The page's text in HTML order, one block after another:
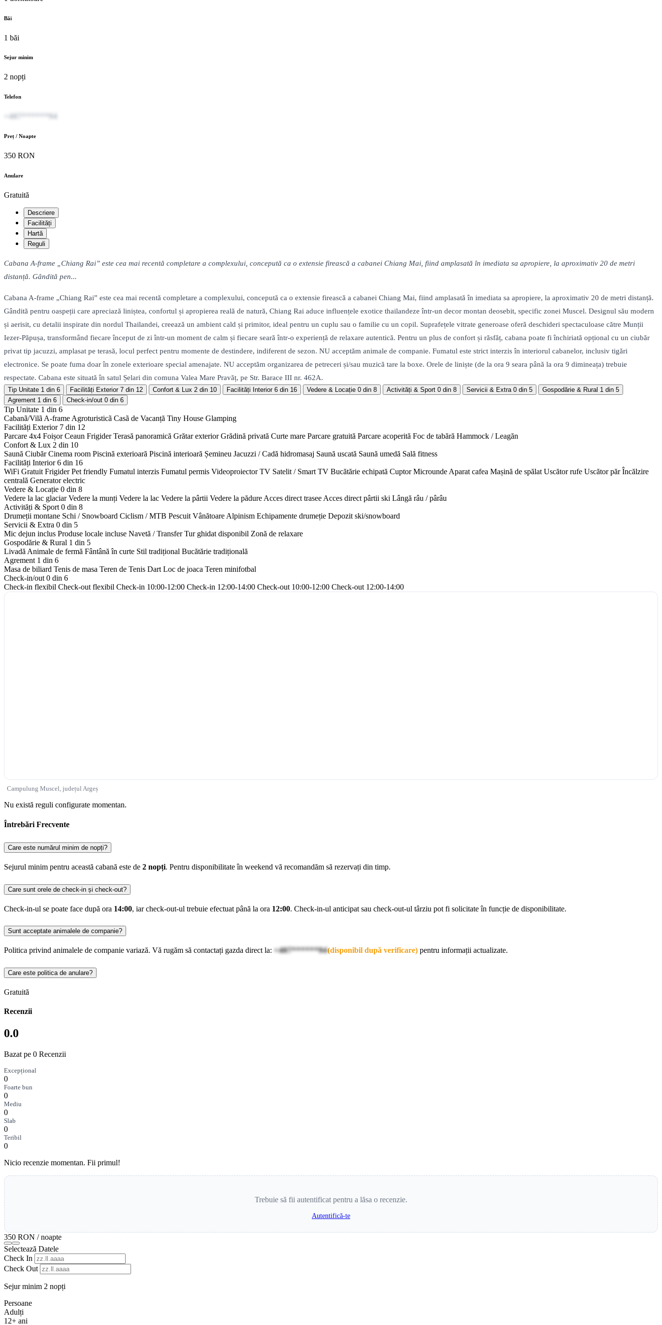
Băi
1 băi
Sejur minim
2 nopți
Telefon
+407******94
Preț / Noapte
350 RON
Anulare
Gratuită
Descriere
Facilități
Hartă
Reguli
Cabana A-frame „Chiang Rai” este cea mai recentă completare a complexului, concepută ca o extensie firească a cabanei Chiang Mai, fiind amplasată în imediata sa apropiere, la aproximativ 20 de metri
distanță. Gândită pen...
Cabana A-frame „Chiang Rai” este cea mai recentă completare a complexului, concepută ca o extensie firească a cabanei Chiang Mai, fiind amplasată în imediata sa apropiere, la aproximativ 20 de metri distanță.
Gândită pentru oaspeții care apreciază liniștea, confortul și apropierea reală de natură, Chiang Rai aduce influențele exotice thailandeze într-un decor montan deosebit, specific zonei Muscel. Designul său modern
și aerisit, cu detalii inspirate din nordul Thailandei, creează un ambient cald și primitor, ideal pentru un cuplu sau o familie cu un copil. Suprafețele vitrate generoase oferă deschideri spectaculoase către Munții
Iezer-Păpușa, transformând fiecare început de zi într-un moment de calm și fiecare seară într-o experiență de relaxare autentică. Pentru un plus de confort și răsfăț, cabana poate fi închiriată opțional cu un ciubăr
privat tip jacuzzi, amplasat pe terasă, locul perfect pentru momente de destindere, indiferent de sezon. NU acceptăm animale de companie. Fumatul este strict interzis în interiorul cabanelor, inclusiv tigări
electronice. Se poate fuma doar în zonele exterioare special amenajate. NU acceptăm organizarea de petreceri și/sau muzică tare la boxe. Orele de liniște (de la ora 9 seara până la ora 9 dimineața) trebuie
respectate. Cabana este situată în satul Șelari din comuna Valea Mare Pravăț, pe Str. Barace III nr. 462A.
Tip Unitate 1 din 6 Facilități Exterior 7 din 12 Confort & Lux 2 din 10 Facilități Interior 6 din 16 Vedere & Locație 0 din 8 Activități & Sport 0 din 8 Servicii & Extra 0 din 5 Gospodărie & Rural 1 din 5
Agrement 1 din 6 Check-in/out 0 din 6
Tip Unitate 1 din 6
Cabanã/Vilã A-frame Agroturisticã Casã de Vacanță Tiny House Glamping
Facilități Exterior 7 din 12
Parcare 4x4 Foișor Ceaun Frigider Terasă panoramică Grătar exterior Grădină privată Curte mare Parcare gratuită Parcare acoperită Foc de tabără Hammock / Leagăn
Confort & Lux 2 din 10
Saună Ciubăr Cinema room Piscină exterioară Piscină interioară Șemineu Jacuzzi / Cadă hidromasaj Saună uscată Saună umedă Sală fitness
Facilități Interior6 din 16
WiFi Gratuit Frigider Pet friendly Fumatul interzis Fumatul permis Videoproiector TV Satelit / Smart TV Bucătărie echipată Cuptor Microunde Aparat cafea Mașină de spălat Uscător rufe Uscător păr Încălzire
centrală Generator electric
Vedere & Locație 0 din 8
Vedere la lac glaciar Vedere la munți Vedere la lac Vedere la pârtii Vedere la pădure Acces direct trasee Acces direct pârtii ski Lângă râu / pârâu
Activități & Sport 0 din 8
Drumeții montane Schi / Snowboard Ciclism / MTB Pescuit Vânătoare Alpinism Echipamente drumeție Depozit ski/snowboard
Servicii & Extra 0 din 5
Mic dejun inclus Produse locale incluse Navetă / Transfer Tur ghidat disponibil Zonă de relaxare
Gospodărie & Rural 1 din 5
Livadă Animale de fermă Fântână în curte Stil tradițional Bucătărie tradițională
Agrement 1 din 6
Masa de biliard Tenis de masa Teren de Tenis Dart Loc de joaca Teren minifotbal
Check-in/out 0 din 6
Check-in flexibil Check-out flexibil Check-in 10:00-12:00 Check-in 12:00-14:00 Check-out 10:00-12:00 Check-out 12:00-14:00
Campulung Muscel, județul Argeș
Nu există reguli configurate momentan.
Întrebări Frecvente
Care este numărul minim de nopți?
Sejurul minim pentru această cabană este de 2 nopți. Pentru disponibilitate în weekend vă recomandăm să rezervați din timp.
Care sunt orele de check-in și check-out?
Check-in-ul se poate face după ora 14:00, iar check-out-ul trebuie efectuat până la ora 12:00. Check-in-ul anticipat sau check-out-ul târziu pot fi solicitate în funcție de disponibilitate.
Sunt acceptate animalele de companie?
Politica privind animalele de companie variază. Vă rugăm să contactați gazda direct la: +407******94(disponibil după verificare) pentru informații actualizate.
Care este politica de anulare?
Gratuită
Recenzii
0.0
Bazat pe 0 Recenzii
Excepțional
0
Foarte bun
0
Mediu
0
Slab
0
Teribil
0
Nicio recenzie momentan. Fii primul!
Trebuie să fii autentificat pentru a lăsa o recenzie.
Autentifică-te
350 RON / noapte
Selectează Datele
Check In
Check Out
Sejur minim 2 nopți
Persoane
Adulți
12+ ani